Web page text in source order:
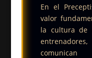
En el
valor
la cultura de